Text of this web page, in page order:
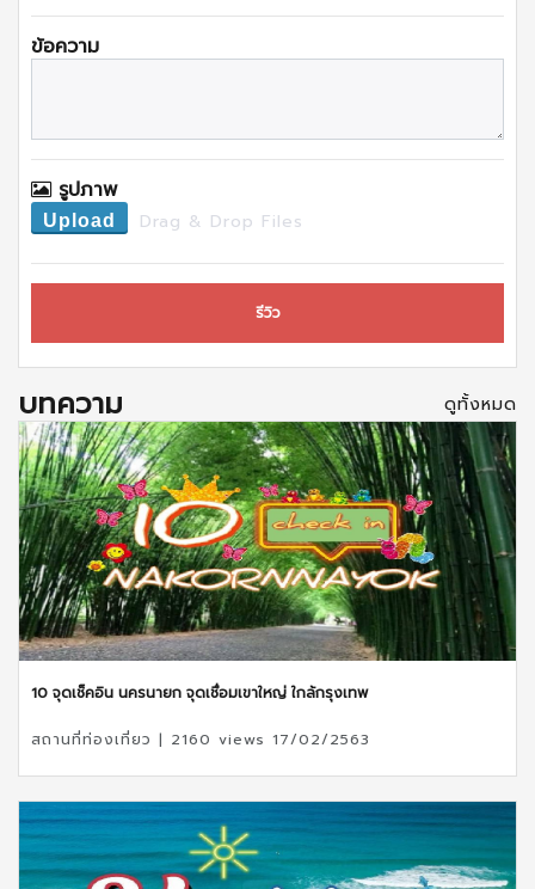
ข้อความ
รูปภาพ
Upload Drag & Drop Files
รีวิว
บทความ ดูทั้งหมด
10 จุดเช็คอิน นครนายก จุดเชื่อมเขาใหญ่ ใกล้กรุงเทพ
สถานที่ท่องเที่ยว | 2160 views 17/02/2563